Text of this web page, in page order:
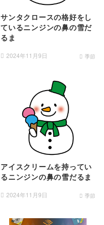
サンタクロースの格好をし
ているニンジンの鼻の雪だ
るま
2024年11月9日 季節
アイスクリームを持ってい
るニンジンの鼻の雪だるま
2024年11月9日 季節